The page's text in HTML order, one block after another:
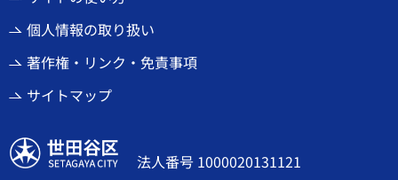
個人情報の取り扱い
著作権・リンク・免責事項
サイトマップ
世田谷区
法人番号 1000020131121